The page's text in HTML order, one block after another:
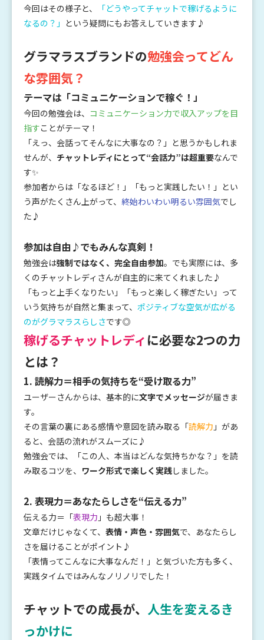
今回はその様子と、
「どうやってチャットで稼げるように
なるの？」 という疑問にもお答えしていきます♪
グラマラスブランドの勉強会ってどん
な雰囲気？
テーマは「コミュニケーションで稼ぐ！」
今回の勉強会は、 コミュニケーション力で収入アップを目
指すことがテーマ！
「えっ、会話ってそんなに大事なの？」と思うかもしれま
せんが、 チャットレディにとって“会話力”は超重要なんで
す✨
参加者からは「なるほど！」「もっと実践したい！」とい
う声がたくさん上がって、 終始わいわい明るい雰囲気でし
た♪
参加は自由♪でもみんな真剣！
勉強会は強制ではなく、完全自由参加。でも実際には、多
くのチャットレディさんが自主的に来てくれました♪
「もっと上手くなりたい」「もっと楽しく稼ぎたい」って
いう気持ちが自然と集まって、 ポジティブな空気が広がる
のがグラマラスらしさです◎
稼げるチャットレディ に必要な2つの力
とは？
1. 読解力＝相手の気持ちを“受け取る力”
ユーザーさんからは、基本的に文字でメッセージが届きま
す。
その言葉の裏にある感情や意図を読み取る「読解力 」があ
ると、会話の流れがスムーズに♪
勉強会では、「この人、本当はどんな気持ちかな？」を読
み取るコツを、 ワーク形式で楽しく実践しました。
2. 表現力＝あなたらしさを“伝える力”
伝える力＝「表現力 」も超大事！
文章だけじゃなくて、 表情・声色・雰囲気で、あなたらし
さを届けることがポイント♪
「表情ってこんなに大事なんだ！」と気づいた方も多く、
実践タイムではみんなノリノリでした！
チャットでの成長が、 人生を変えるき
っかけに